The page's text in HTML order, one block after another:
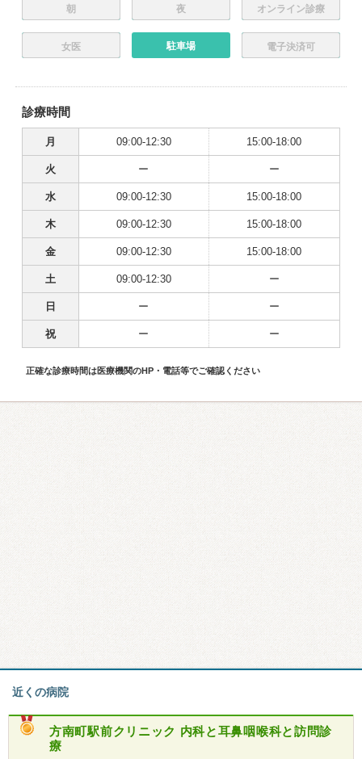
朝 夜 オンライン診療
女医 駐車場 電子決済可
診療時間
月 09:00-12:30 15:00-18:00
火 ー ー
水 09:00-12:30 15:00-18:00
木 09:00-12:30 15:00-18:00
金 09:00-12:30 15:00-18:00
土 09:00-12:30 ー
日 ー ー
祝 ー ー
正確な診療時間は医療機関のHP・電話等でご確認ください
近くの病院
方南町駅前クリニック 内科と耳鼻咽喉科と訪問診
療